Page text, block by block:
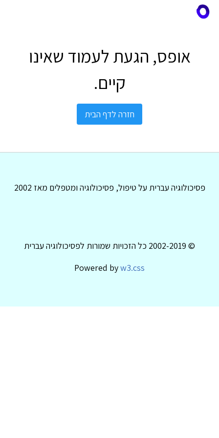
אופס, הגעת לעמוד שאינו
קיים.
חזרה לדף הבית
פסיכולוגיה עברית על טיפול, פסיכולוגיה ומטפלים מאז 2002
© 2002-2019 כל הזכויות שמורות לפסיכולוגיה עברית
Powered byw3.css